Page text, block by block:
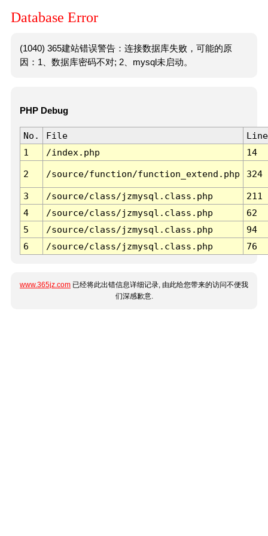
Database Error
(1040) 365建站错误警告：连接数据库失败，可能的原
因：1、数据库密码不对; 2、mysql未启动。
PHP Debug
No. File
Line
1
/index.php 14
2 /source/function/function_extend.php 324
3 /source/class/jzmysql.class.php
211
4
/source/class/jzmysql.class.php
62
5
/source/class/jzmysql.class.php
94
6
/source/class/jzmysql.class.php 76
www.365jz.com 已经将此出错信息详细记录, 由此给您带来的访问不便我
们深感歉意.